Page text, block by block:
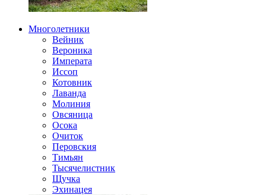
Многолетники
Вейник
Вероника
Императа
Иссоп
Котовник
Лаванда
Молиния
Овсяница
Осока
Очиток
Перовския
Тимьян
Тысячелистник
Щучка
Эхинацея